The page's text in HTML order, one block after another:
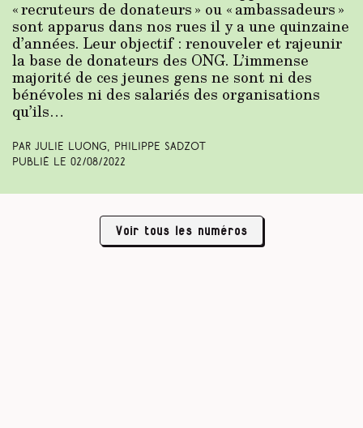
« recruteurs de donateurs » ou « ambassadeurs »
sont apparus dans nos rues il y a une quinzaine
d’années. Leur objectif : renouveler et rajeunir
la base de donateurs des ONG. L’immense
majorité de ces jeunes gens ne sont ni des
bénévoles ni des salariés des organisations
qu’ils…
Par Julie Luong, Philippe Sadzot
Publié le 02/08/2022
Voir tous les numéros